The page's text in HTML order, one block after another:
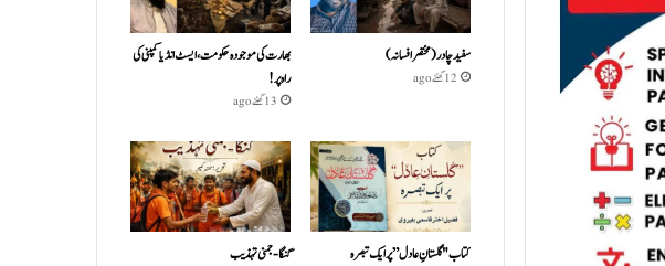
سفید چادر( مختصر افسانہ)
12 گھنٹے ago
بھارت کی موجودہ حکومت،ایسٹ انڈیا کمپنی کی
راہ پر!
13 گھنٹے ago
کتاب "گلستانِ عادل” پر ایک تبصرہ گنگا-جمنی تہذیب